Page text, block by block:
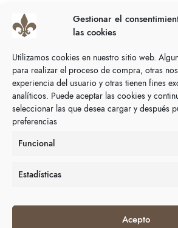
Gestionar el
las cookies
Utilizamos cookies en nuestro sitio web.
para realizar el proceso de compra, otras
experiencia del usuario y otras tienen fines
analíticos. Puede aceptar las cookies y
seleccionar las que desea cargar y después
preferencias
Funcional
Estadísticas
Acepto
Dimensiones 10.5 x 8 cms.
Productos relacionados